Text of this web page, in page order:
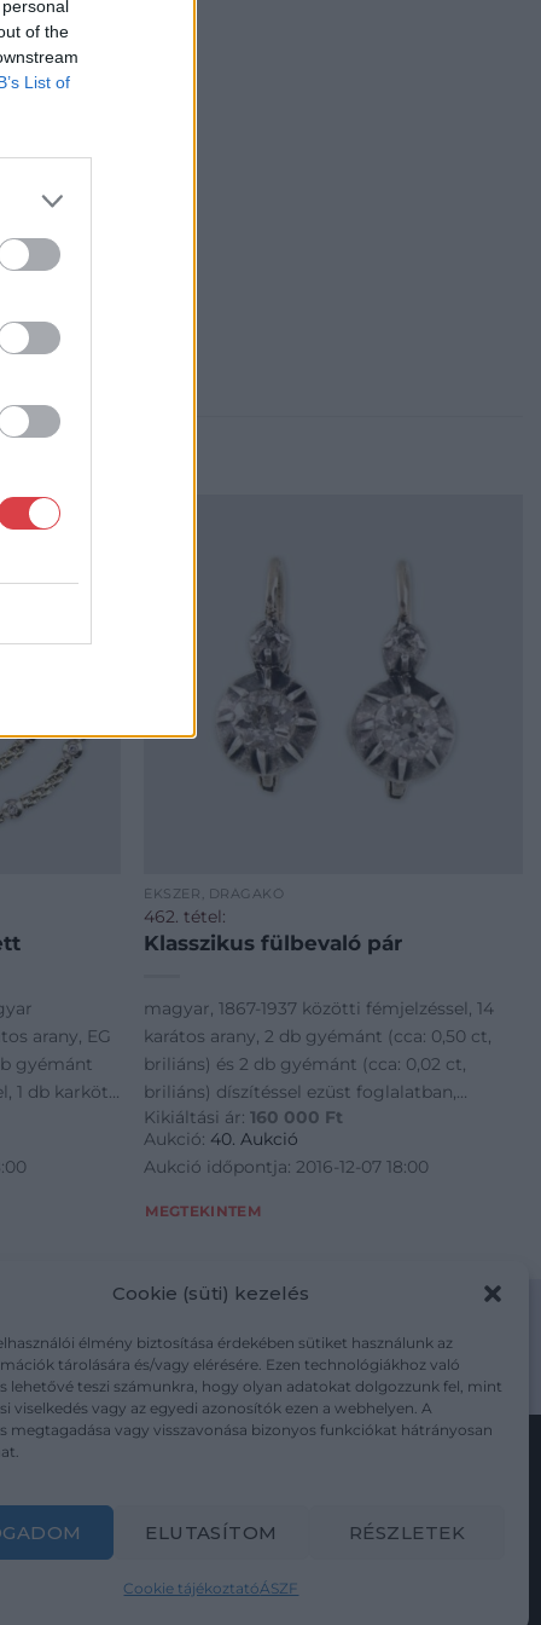
of the
List of
Cookie (süti) kezelés
élmény biztosítása érdekében sütiket használunk az
tárolására és/vagy elérésére. Ezen technológiákhoz való
lehetővé teszi számunkra, hogy olyan adatokat dolgozzunk fel, mint
viselkedés vagy az egyedi azonosítók ezen a webhelyen. A
megtagadása vagy visszavonása bizonyos funkciókat hátrányosan
ELUTASÍTOM RÉSZLETEK
Cookie tájékoztatóÁSZF
Galéria
Kft.
Falk Miksa u. 24-26.
arany, EG
gyémánt
1 db karkötő
(cca:
ÉKSZER, DRÁGAKŐ
462. tétel:
Klasszikus fülbevaló pár
magyar, 1867-1937 közötti fémjelzéssel, 14
karátos arany, 2 db gyémánt (cca: 0,50 ct,
briliáns) és 2 db gyémánt (cca: 0,02 ct,
briliáns) díszítéssel ezüst foglalatban,
patentos zárral, 3,0 g (bruttó)
Kikiáltási ár:160 000 Ft
Aukció: 40. Aukció
Aukció időpontja: 2016-12-07 18:00
MEGTEKINTEM
adatkezelesi-tajekoztato/